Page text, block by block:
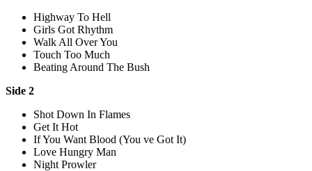
Highway To Hell
Girls Got Rhythm
Walk All Over You
Touch Too Much
Beating Around The Bush
Side 2
Shot Down In Flames
Get It Hot
If You Want Blood (You ve Got It)
Love Hungry Man
Night Prowler